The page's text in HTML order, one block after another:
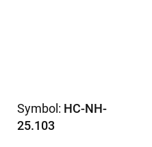
Symbol: HC-NH-
25.103